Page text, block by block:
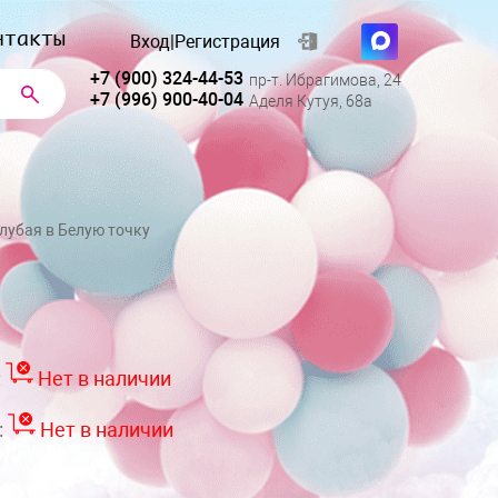
Вход|Регистрация
+7 (900) 324-44-53 пр-т. Ибрагимова, 24
+7 (996) 900-40-04 Аделя Кутуя, 68а
в Белую точку
Нет в наличии
Нет в наличии